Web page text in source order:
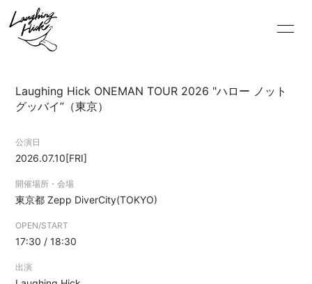
HOME
Laughing Hick ONEMAN TOUR 2026 "ハロー ノット
グッバイ”（東京）
公演日
2026.07.10[FRI]
開催場所・会場
東京都Zepp DiverCity(TOKYO)
OPEN/START
17:30 / 18:30
出演